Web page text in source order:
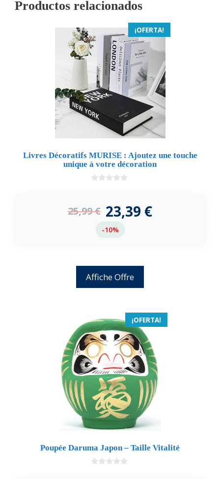
Productos relacionados
¡OFERTA!
Livres Décoratifs MURISE : Ajoutez une touche
unique à votre décoration
5
25,99€ 23,39 €
-10%
Affiche Offre
¡OFERTA!
Poupée Daruma Japon – Taille Vitalité